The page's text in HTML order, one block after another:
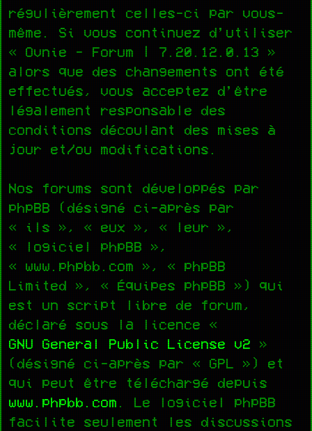
régulièrement celles-ci par vous-
même. Si vous continuez d’utiliser
« Ovnie - Forum | 7.20.12.0.13 »
alors que des changements ont été
effectués, vous acceptez d’être
légalement responsable des
conditions découlant des mises à
jour et/ou modifications.
Nos forums sont développés par
phpBB (désigné ci-après par
« ils », « eux », « leur »,
« logiciel phpBB »,
« www.phpbb.com », « phpBB
Limited », « Équipes phpBB ») qui
est un script libre de forum,
déclaré sous la licence «
GNU General Public License v2 »
(désigné ci-après par « GPL ») et
qui peut être téléchargé depuis
www.phpbb.com . Le logiciel phpBB
facilite seulement les discussions